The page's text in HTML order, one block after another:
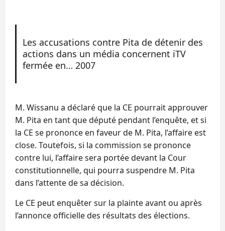
Les accusations contre Pita de détenir des
actions dans un média concernent iTV
fermée en… 2007
M. Wissanu a déclaré que la CE pourrait approuver
M. Pita en tant que député pendant l’enquête, et si
la CE se prononce en faveur de M. Pita, l’affaire est
close. Toutefois, si la commission se prononce
contre lui, l’affaire sera portée devant la Cour
constitutionnelle, qui pourra suspendre M. Pita
dans l’attente de sa décision.
Le CE peut enquêter sur la plainte avant ou après
l’annonce officielle des résultats des élections.